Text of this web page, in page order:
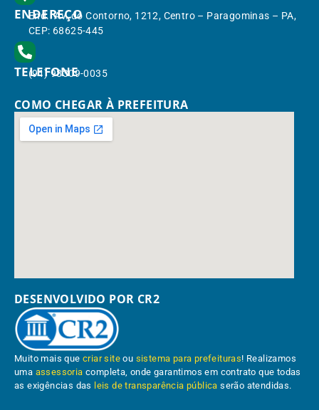
ENDEREÇO
End.: Av. do Contorno, 1212, Centro – Paragominas – PA,
CEP: 68625-445
TELEFONE
(91) 98309-0035
COMO CHEGAR À PREFEITURA
DESENVOLVIDO POR CR2
Muito mais quecriar site ou sistema para prefeituras! Realizamos
uma assessoria completa, onde garantimos em contrato que todas
as exigências das leis de transparência pública serão atendidas.